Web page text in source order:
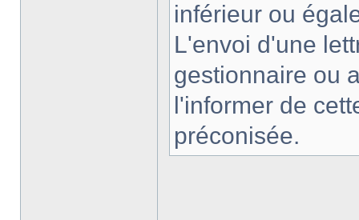
inférieur ou
L'envoi d'une
gestionnaire ou
l'informer de
préconisée.